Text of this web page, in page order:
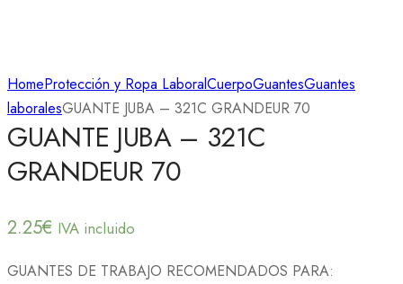
HomeProtección y Ropa LaboralCuerpoGuantesGuantes
laboralesGUANTE JUBA – 321C GRANDEUR 70
GUANTE JUBA – 321C
GRANDEUR 70
2.25€ IVA incluido
GUANTES DE TRABAJO RECOMENDADOS PARA: